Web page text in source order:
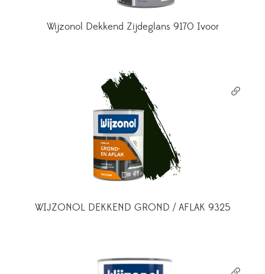
Wijzonol Dekkend Zijdeglans 9170 Ivoor
WIJZONOL DEKKEND GROND / AFLAK 9325